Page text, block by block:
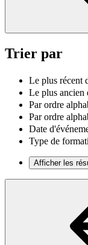
Trier par
Le plus récent
Le plus ancien
Par ordre
Par ordre
Date
Type de
Afficher les